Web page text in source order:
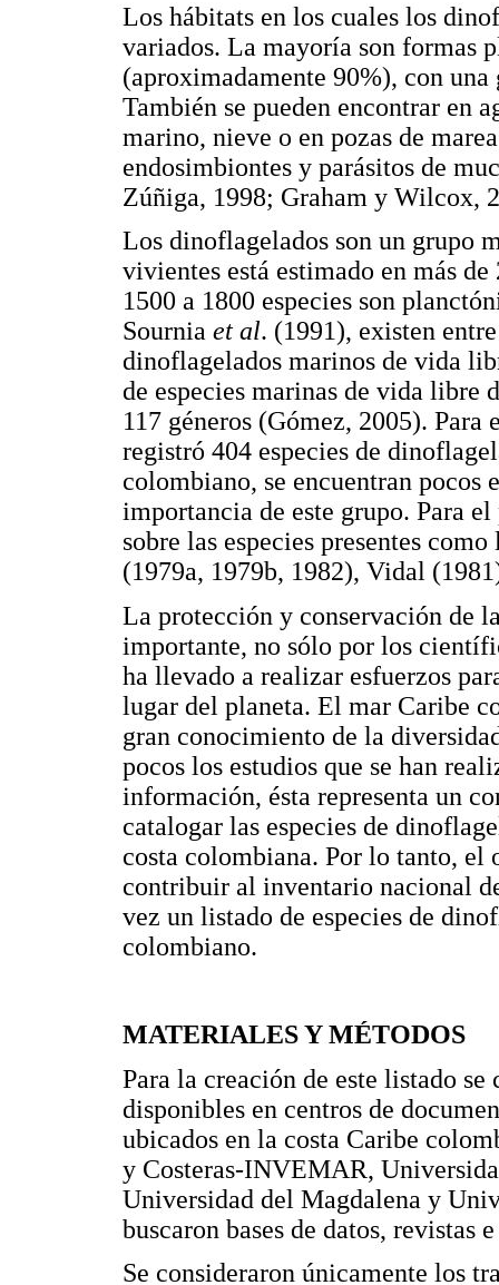
Los hábitats en los cuales los
variados. La mayoría son formas
(aproximadamente 90%), con
También se pueden encontrar en
marino, nieve o en pozas de
endosimbiontes y parásitos de
Zúñiga, 1998; Graham y Wilcox,
Los dinoflagelados son un grupo
vivientes está estimado en más
1500 a 1800 especies son
Sournia et al. (1991), existen
dinoflagelados marinos de vida
de especies marinas de vida libre
117 géneros (Gómez, 2005).
registró 404 especies de
colombiano, se encuentran pocos
importancia de este grupo. Para
sobre las especies presentes
(1979a, 1979b, 1982), Vidal
La protección y conservación de
importante, no sólo por los
ha llevado a realizar esfuerzos
lugar del planeta. El mar Caribe
gran conocimiento de la
pocos los estudios que se han
información, ésta representa un
catalogar las especies de
costa colombiana. Por lo tanto, el
contribuir al inventario nacional
vez un listado de especies de
colombiano.
MATERIALES Y MÉTODOS
Para la creación de este listado
disponibles en centros de
ubicados en la costa Caribe
y Costeras-INVEMAR,
Universidad del Magdalena y
buscaron bases de datos,
Se consideraron únicamente los